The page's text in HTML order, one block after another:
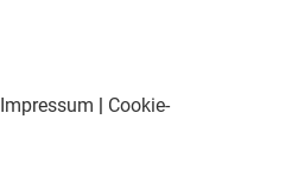
Impressum | Cookie-